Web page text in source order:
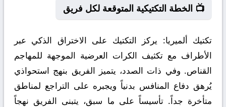
📺 الخطة التكتيكية المتوقعة لكل فريق
تكتيك ألميريا: يركز التكتيك على الاختراق الذكي عبر
الأطراف مع تكثيف الكرات العرضية الموجهة للمهاجم
القناص. وفي ذات الصدد، يتميز الفريق بنهج استحواذي
يُرهق دفاع المنافس بدنياً ويجبره على التراجع لمناطق
متأخرة جداً. تأسيساً على ما سبق، يتبنى الفريق نهجاً